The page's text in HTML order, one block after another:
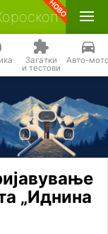
Загатки
и тестови
Авто-
„Иднина